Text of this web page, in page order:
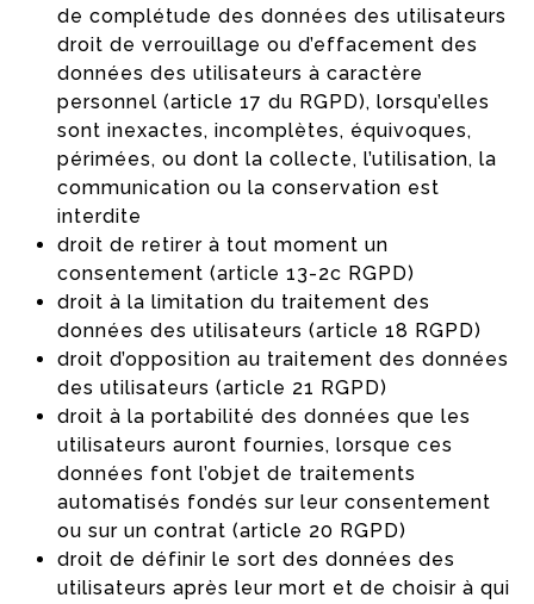
de complétude des données des utilisateurs
droit de verrouillage ou d’effacement des
données des utilisateurs à caractère
personnel (article 17 du RGPD), lorsqu’elles
sont inexactes, incomplètes, équivoques,
périmées, ou dont la collecte, l’utilisation, la
communication ou la conservation est
interdite
droit de retirer à tout moment un
consentement (article 13-2c RGPD)
droit à la limitation du traitement des
données des utilisateurs (article 18 RGPD)
droit d’opposition au traitement des données
des utilisateurs (article 21 RGPD)
droit à la portabilité des données que les
utilisateurs auront fournies, lorsque ces
données font l’objet de traitements
automatisés fondés sur leur consentement
ou sur un contrat (article 20 RGPD)
droit de définir le sort des données des
utilisateurs après leur mort et de choisir à qui